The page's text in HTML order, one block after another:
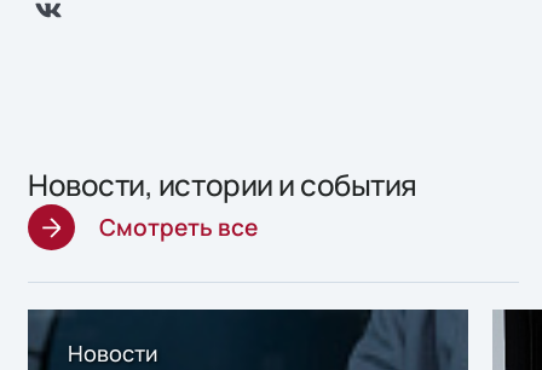
Новости, истории и события
Смотреть все
Новости